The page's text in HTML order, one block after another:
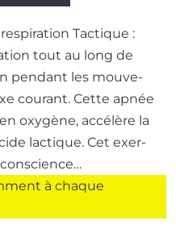
Tactique :
tout au long de
pen­dant les mou­ve­
cou­rant. Cette apnée
oxy­gène, accé­lère la
lac­tique. Cet exer­
à chaque